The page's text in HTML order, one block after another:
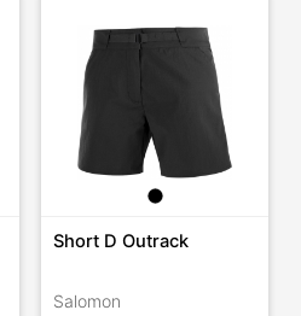
Short D Outrack
Salomon